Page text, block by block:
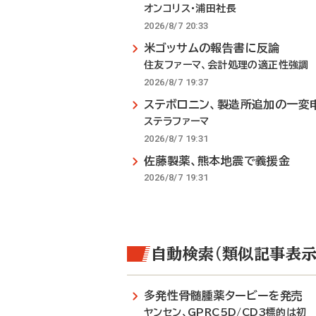
オンコリス・浦田社長
2026/8/7 20:33
米ゴッサムの報告書に反論
住友ファーマ、会計処理の適正性強調
2026/8/7 19:37
ステボロニン、製造所追加の一変
ステラファーマ
2026/8/7 19:31
佐藤製薬、熊本地震で義援金
2026/8/7 19:31
自動検索（類似記事表示
多発性骨髄腫薬タービーを発売
ヤンセン、GPRC5D/CD3標的は初